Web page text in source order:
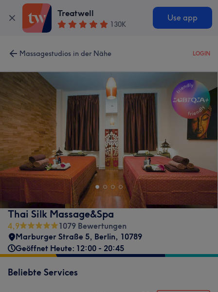
Treatwell
130K
Use app
Massagestudios in der Nähe LOGIN
Thai Silk Massage&Spa
4,9
1079 Bewertungen
Marburger Straße 5, Berlin, 10789
Geöffnet Heute: 12:00 - 20:45
Beliebte Services